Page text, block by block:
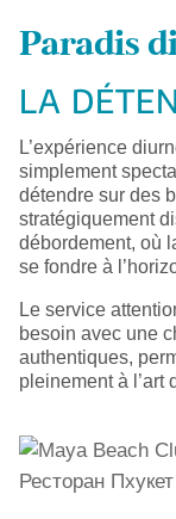
Paradis
LA
L’expérience
simplement
détendre sur des
stratégiquement
débordement, où
se fondre à
Le service
besoin avec une
authentiques,
pleinement à l’art